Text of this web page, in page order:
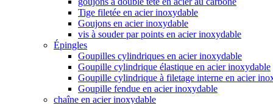
Tige filetée en acier inoxydable
Goujons en acier inoxydable
vis à souder par points en acier inoxydable
Épingles
Goupilles cylindriques en acier inoxydable
Goupille cylindrique élastique en acier inoxydable
Goupille cylindrique à filetage interne en acier
Goupille fendue en acier inoxydable
chaîne en acier inoxydable